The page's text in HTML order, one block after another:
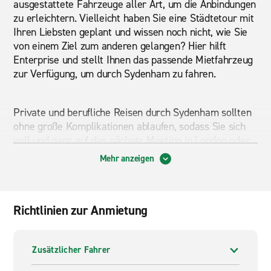
ausgestattete Fahrzeuge aller Art, um die Anbindungen
zu erleichtern. Vielleicht haben Sie eine Städtetour mit
Ihren Liebsten geplant und wissen noch nicht, wie Sie
von einem Ziel zum anderen gelangen? Hier hilft
Enterprise und stellt Ihnen das passende Mietfahrzeug
zur Verfügung, um durch Sydenham zu fahren.
Private und berufliche Reisen durch Sydenham sollten
ohne große Komplikationen ablaufen, sodass Sie sich
voll und ganz auf das nächste Meeting in London oder
auf die Erlebnisse mit Ihrer Familie beim Erkunden von
Sydenham konzentrieren können. Um unbesorgt alle
Sie Enterprise direkt vor Ort in der Sydenham Road,
sparen Sie viel Zeit und Mühe bei Ihrer Reise durch
Sydenham, sodass Sie maximale Freude an Ihren
Mehr anzeigen
Richtlinien zur Anmietung
Zusätzlicher Fahrer